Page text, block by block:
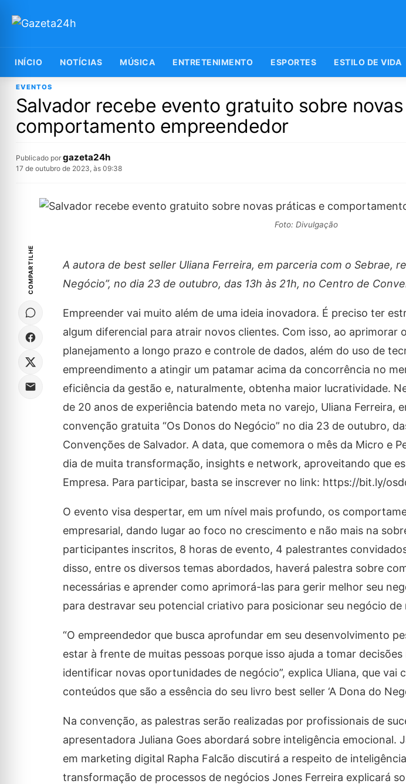
INÍCIO NOTÍCIAS MÚSICA ENTRETENIMENTO ESPORTES ESTILO DE VIDA
EVENTOS
Salvador recebe evento gratuito sobre
comportamento empreendedor
Publicado por gazeta24h
17 de outubro de 2023, às 09:38
Foto: Divulgação
COMPARTILHE
A autora de best seller Uliana Ferreira, em parceria com o Sebrae,
Negócio”, no dia 23 de outubro, das 13h às 21h, no Centro de
Empreender vai muito além de uma ideia inovadora. É preciso ter
algum diferencial para atrair novos clientes. Com isso, ao aprimorar
planejamento a longo prazo e controle de dados, além do uso de
empreendimento a atingir um patamar acima da concorrência no
eficiência da gestão e, naturalmente, obtenha maior lucratividade.
de 20 anos de experiência batendo meta no varejo, Uliana Ferreira,
convenção gratuita “Os Donos do Negócio” no dia 23 de outubro,
Convenções de Salvador. A data, que comemora o mês da Micro e
dia de muita transformação, insights e network, aproveitando que
Empresa. Para participar, basta se inscrever no link: https://bit.ly/
O evento visa despertar, em um nível mais profundo, os
empresarial, dando lugar ao foco no crescimento e não mais na
participantes inscritos, 8 horas de evento, 4 palestrantes
disso, entre os diversos temas abordados, haverá palestra sobre
necessárias e aprender como aprimorá-las para gerir melhor seu
para destravar seu potencial criativo para posicionar seu negócio de
“O empreendedor que busca aprofundar em seu desenvolvimento
estar à frente de muitas pessoas porque isso ajuda a tomar
identificar novas oportunidades de negócio”, explica Uliana, que vai
conteúdos que são a essência do seu livro best seller ‘A Dona do
Na convenção, as palestras serão realizadas por profissionais de
apresentadora Juliana Goes abordará sobre inteligência emocional.
em marketing digital Rapha Falcão discutirá a respeito de
transformação de processos de negócios Jones Ferreira explicará